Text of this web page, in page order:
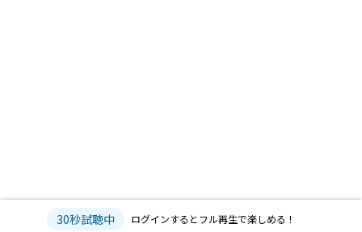
30秒試聴中 ログインするとフル再生で楽しめる！